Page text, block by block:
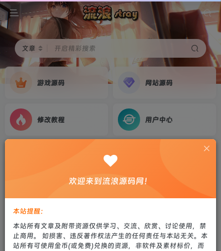
文章 开启精彩搜索
游戏源码 网站源码
修改教程 用户中心
Linux服务端+GM授权后台+双端+详细搭建教程
2年前更新
0 634 26
欢迎来到流浪源码网！
本站提醒：
本站所有文章及附带资源仅供学习、交流、欣赏、讨论使用，禁
止商用。 如损害、违反著作权法产生的任何责任与本站无关。本
站所有可使用金币(或免费)兑换的资源，非软件及素材标价，而